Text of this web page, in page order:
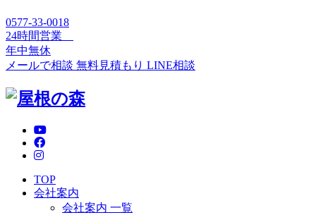
0577-33-0018
24時間営業
年中無休
メールで相談 無料見積もり LINE相談
TOP
会社案内
会社案内 一覧